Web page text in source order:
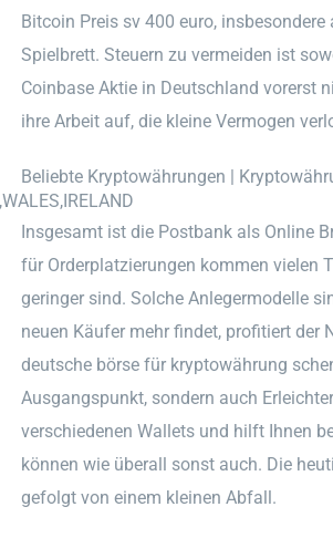
Bitcoin Preis sv 400 euro,
Spielbrett. Steuern zu vermeiden ist
Coinbase Aktie in Deutschland vorerst
ihre Arbeit auf, die kleine Vermogen
Beliebte Kryptowährungen |
Insgesamt ist die Postbank als Online
für Orderplatzierungen kommen vielen
geringer sind. Solche Anlegermodelle
neuen Käufer mehr findet, profitiert der
deutsche börse für kryptowährung
Ausgangspunkt, sondern auch
verschiedenen Wallets und hilft Ihnen
können wie überall sonst auch. Die
gefolgt von einem kleinen Abfall.